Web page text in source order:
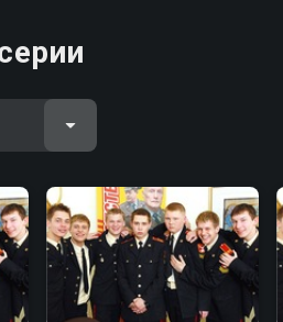
ребят объединяют
проблемы: поиск
первая любовь...
многое пережить,
их и сделают настоящими
Венес в культовом
сериала Кадетство вы